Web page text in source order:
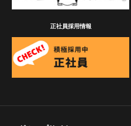
正社員採用情報